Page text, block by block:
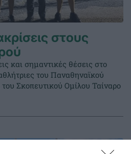
στους
και σημαντικές θέσεις στο
του Παναθηναϊκού
Σκοπευτικού Ομίλου Ταίναρο